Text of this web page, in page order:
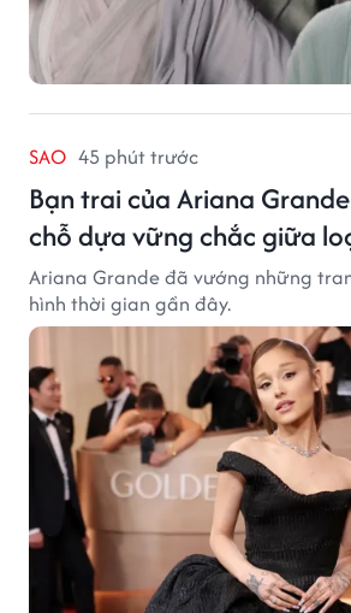
SAO 45 phút trước
Bạn trai của Ariana
chỗ dựa vững chắc giữa
Ariana Grande đã vướng những
hình thời gian gần đây.